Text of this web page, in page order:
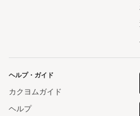
ヘルプ・ガイド
カクヨムガイド
ヘルプ